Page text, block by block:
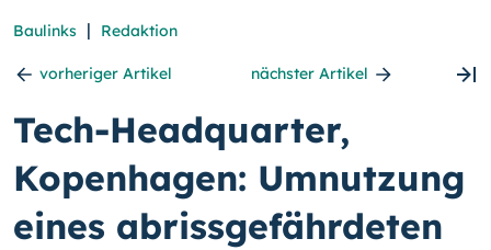
Baulinks | Redaktion
vorheriger Artikel nächster Artikel
Tech-Headquarter,
Kopenhagen: Umnutzung
eines abrissgefährdeten